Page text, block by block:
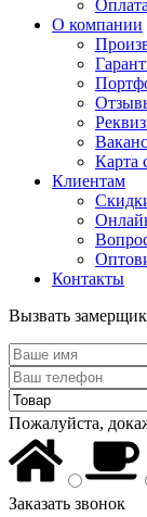
О компании
Карта
Клиентам
Контакты
Вызвать
Пожалуйста,
Заказать звонок